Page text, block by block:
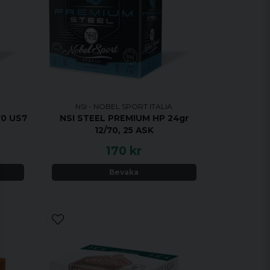
US7
NSI - NOBEL SPORT ITALIA
NSI STEEL PREMIUM HP 24gr
12/70, 25 ASK
170 kr
Bevaka